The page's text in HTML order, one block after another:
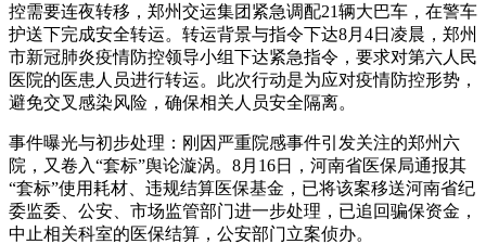
控需要连夜转移，郑州交运集团紧急调配21辆大巴车，在警车
护送下完成安全转运。转运背景与指令下达8月4日凌晨，郑州
市新冠肺炎疫情防控领导小组下达紧急指令，要求对第六人民
医院的医患人员进行转运。此次行动是为应对疫情防控形势，
避免交叉感染风险，确保相关人员安全隔离。
事件曝光与初步处理：刚因严重院感事件引发关注的郑州六
院，又卷入“套标”舆论漩涡。8月16日，河南省医保局通报其
“套标”使用耗材、违规结算医保基金，已将该案移送河南省纪
委监委、公安、市场监管部门进一步处理，已追回骗保资金，
中止相关科室的医保结算，公安部门立案侦办。